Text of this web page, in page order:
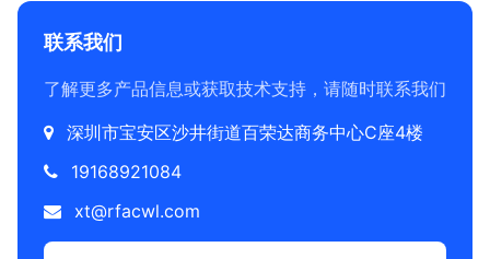
联系我们
了解更多产品信息或获取技术支持，请随时联系我们
深圳市宝安区沙井街道百荣达商务中心C座4楼
19168921084
xt@rfacwl.com